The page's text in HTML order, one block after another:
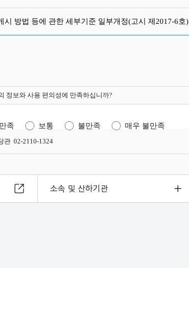
시 방법 등에 관한 세부기준 일부개정(고시 제2017-6호)
정보와 사용 편의성에 만족하십니까?
만족 보통 불만족 매우 불만족
관 02-2110-1324
소속 및 산하기관